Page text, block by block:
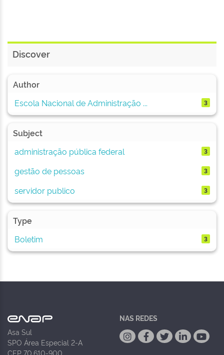
Discover
Author
Escola Nacional de Administração ...
3
Subject
administração pública federal
3
gestão de pessoas 3
servidor publico 3
Type
Boletim
3
Asa Sul
SPO Área Especial 2-A
CEP 70.610-900
NAS REDES